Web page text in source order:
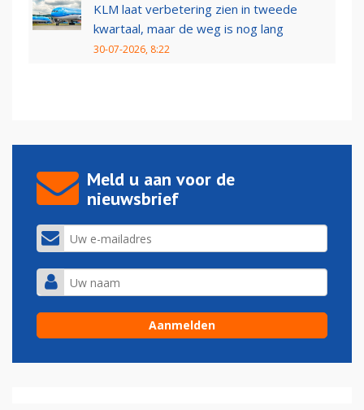
KLM laat verbetering zien in tweede
kwartaal, maar de weg is nog lang
30-07-2026, 8:22
Meld u aan voor de
nieuwsbrief